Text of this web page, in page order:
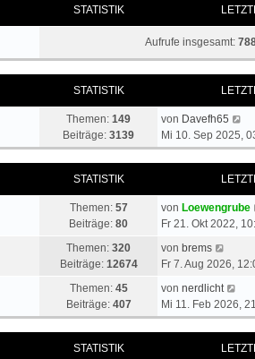
STATISTIK
Aufrufe insgesamt:
STATISTIK
Themen: 149
Beiträge: 3139
von Davefh65
e
u
e
s
t
e
r
e
r
g
Mi 10. Sep 2025,
STATISTIK
Themen: 57
Beiträge: 80
von Loewengrube
Fr 21. Okt 2022,
Themen: 320
Beiträge: 12674
von brems
e
e
s
e
Fr 7. Aug 2026,
Themen: 45
Beiträge: 407
von nerdlicht
e
u
e
s
Mi 11. Feb 2026,
STATISTIK